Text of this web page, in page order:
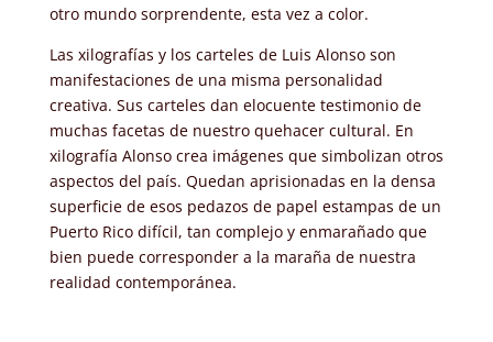
otro mundo sorprendente, esta vez a color.
Las xilografías y los carteles de Luis Alonso son
manifestaciones de una misma personalidad
creativa. Sus carteles dan elocuente testimonio de
muchas facetas de nuestro quehacer cultural. En
xilografía Alonso crea imágenes que simbolizan otros
aspectos del país. Quedan aprisionadas en la densa
superficie de esos pedazos de papel estampas de un
Puerto Rico difícil, tan complejo y enmarañado que
bien puede corresponder a la maraña de nuestra
realidad contemporánea.